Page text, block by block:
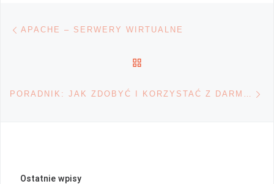
APACHE – SERWERY WIRTUALNE
PORADNIK: JAK ZDOBYĆ I KORZYSTAĆ Z DARMOWEGO INTERNETU (CZ.1)
Ostatnie wpisy